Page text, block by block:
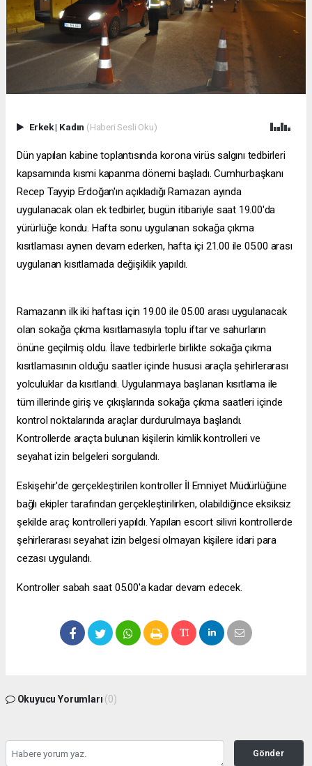
Erkek| Kadın (Haberi Sesli Oku)
Dün yapılan kabine toplantısında korona virüs salgını tedbirleri
kapsamında kısmi kapanma dönemi başladı. Cumhurbaşkanı
Recep Tayyip Erdoğan'ın açıkladığı Ramazan ayında
uygulanacak olan ek tedbirler, bugün itibariyle saat 19.00'da
yürürlüğe kondu. Hafta sonu uygulanan sokağa çıkma
kısıtlaması aynen devam ederken, hafta içi 21.00 ile 05.00 arası
uygulanan kısıtlamada değişiklik yapıldı.
Ramazanın ilk iki haftası için 19.00 ile 05.00 arası uygulanacak
olan sokağa çıkma kısıtlamasıyla toplu iftar ve sahurların
önüne geçilmiş oldu. İlave tedbirlerle birlikte sokağa çıkma
kısıtlamasının olduğu saatler içinde hususi araçla şehirlerarası
yolculuklar da kısıtlandı. Uygulanmaya başlanan kısıtlama ile
tüm illerinde giriş ve çıkışlarında sokağa çıkma saatleri içinde
kontrol noktalarında araçlar durdurulmaya başlandı.
Kontrollerde araçta bulunan kişilerin kimlik kontrolleri ve
seyahat izin belgeleri sorgulandı.
Eskişehir'de gerçekleştirilen kontroller İl Emniyet Müdürlüğüne
bağlı ekipler tarafından gerçekleştirilirken, olabildiğince eksiksiz
şekilde araç kontrolleri yapıldı. Yapılan escort silivri kontrollerde
şehirlerarası seyahat izin belgesi olmayan kişilere idari para
cezası uygulandı.
Kontroller sabah saat 05.00'a kadar devam edecek.
Okuyucu Yorumları (0)
Gönder